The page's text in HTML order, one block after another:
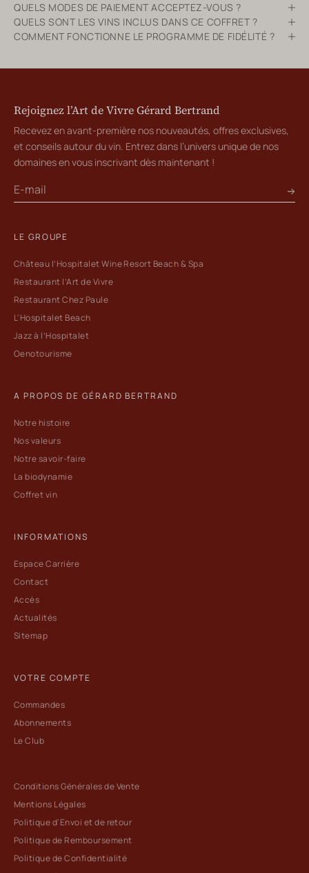
QUELS MODES DE PAIEMENT ACCEPTEZ-VOUS ?
QUELS SONT LES VINS INCLUS DANS CE COFFRET ?
COMMENT FONCTIONNE LE PROGRAMME DE FIDÉLITÉ ?
Rejoignez l’Art de Vivre Gérard Bertrand
Recevez en avant-première nos nouveautés, offres exclusives,
et conseils autour du vin. Entrez dans l’univers unique de nos
domaines en vous inscrivant dès maintenant !
LE GROUPE
Château l’Hospitalet Wine Resort Beach & Spa
Restaurant l’Art de Vivre
Restaurant Chez Paule
L'Hospitalet Beach
Jazz à l’Hospitalet
Oenotourisme
A PROPOS DE GÉRARD BERTRAND
Notre histoire
Nos valeurs
Notre savoir-faire
La biodynamie
Coffret vin
INFORMATIONS
Espace Carrière
Contact
Accès
Actualités
Sitemap
VOTRE COMPTE
Commandes
Abonnements
Le Club
Conditions Générales de Vente
Mentions Légales
Politique d'Envoi et de retour
Politique de Remboursement
Politique de Confidentialité